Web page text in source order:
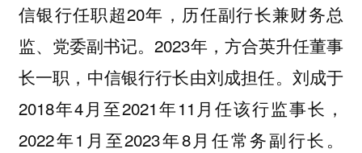
信银行任职超20年，历任副行长兼财务总
监、党委副书记。2023年，方合英升任董事
长一职，中信银行行长由刘成担任。刘成于
2018年4月至2021年11月任该行监事长，
2022年1月至2023年8月任常务副行长。